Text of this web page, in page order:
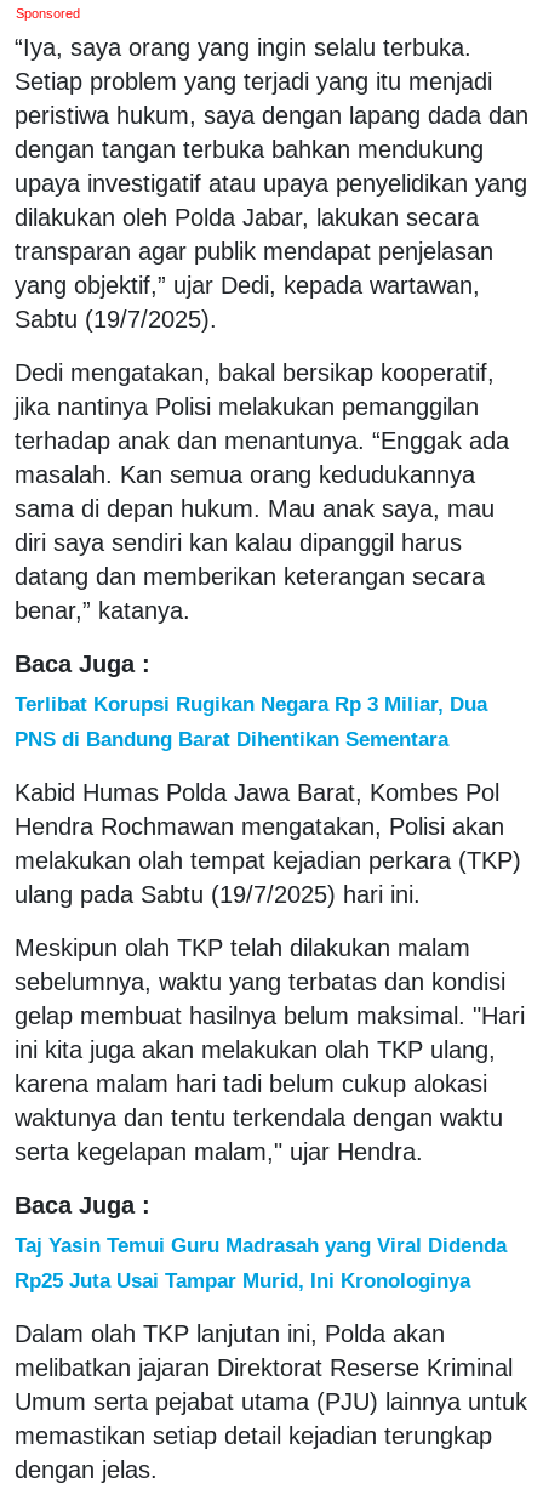
Sponsored
“Iya, saya orang yang ingin selalu terbuka.
Setiap problem yang terjadi yang itu menjadi
peristiwa hukum, saya dengan lapang dada dan
dengan tangan terbuka bahkan mendukung
upaya investigatif atau upaya penyelidikan yang
dilakukan oleh Polda Jabar, lakukan secara
transparan agar publik mendapat penjelasan
yang objektif,” ujar Dedi, kepada wartawan,
Sabtu (19/7/2025).
Dedi mengatakan, bakal bersikap kooperatif,
jika nantinya Polisi melakukan pemanggilan
terhadap anak dan menantunya. “Enggak ada
masalah. Kan semua orang kedudukannya
sama di depan hukum. Mau anak saya, mau
diri saya sendiri kan kalau dipanggil harus
datang dan memberikan keterangan secara
benar,” katanya.
Baca Juga :
Terlibat Korupsi Rugikan Negara Rp 3 Miliar, Dua
PNS di Bandung Barat Dihentikan Sementara
Kabid Humas Polda Jawa Barat, Kombes Pol
Hendra Rochmawan mengatakan, Polisi akan
melakukan olah tempat kejadian perkara (TKP)
ulang pada Sabtu (19/7/2025) hari ini.
Meskipun olah TKP telah dilakukan malam
sebelumnya, waktu yang terbatas dan kondisi
gelap membuat hasilnya belum maksimal. "Hari
ini kita juga akan melakukan olah TKP ulang,
karena malam hari tadi belum cukup alokasi
waktunya dan tentu terkendala dengan waktu
serta kegelapan malam," ujar Hendra.
Baca Juga :
Taj Yasin Temui Guru Madrasah yang Viral Didenda
Rp25 Juta Usai Tampar Murid, Ini Kronologinya
Dalam olah TKP lanjutan ini, Polda akan
melibatkan jajaran Direktorat Reserse Kriminal
Umum serta pejabat utama (PJU) lainnya untuk
memastikan setiap detail kejadian terungkap
dengan jelas.